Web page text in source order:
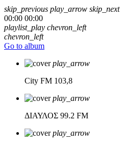
skip_previous play_arrow skip_next
00:00 00:00
playlist_play chevron_left
chevron_left
Go to album
play_arrow
City FM 103,8
play_arrow
ΔΙΑΥΛΟΣ 99.2 FM
play_arrow